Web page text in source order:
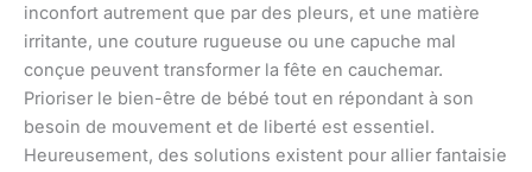
inconfort autrement que par des pleurs, et une matière
irritante, une couture rugueuse ou une capuche mal
conçue peuvent transformer la fête en cauchemar.
Prioriser le bien-être de bébé tout en répondant à son
besoin de mouvement et de liberté est essentiel.
Heureusement, des solutions existent pour allier fantaisie